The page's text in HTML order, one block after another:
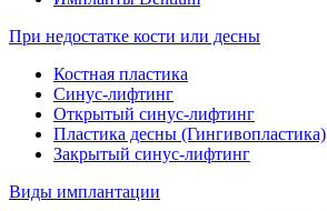
При недостатке кости или десны
Костная пластика
Синус-лифтинг
Открытый синус-лифтинг
Пластика десны (Гингивопластика)
Закрытый синус-лифтинг
Виды имплантации